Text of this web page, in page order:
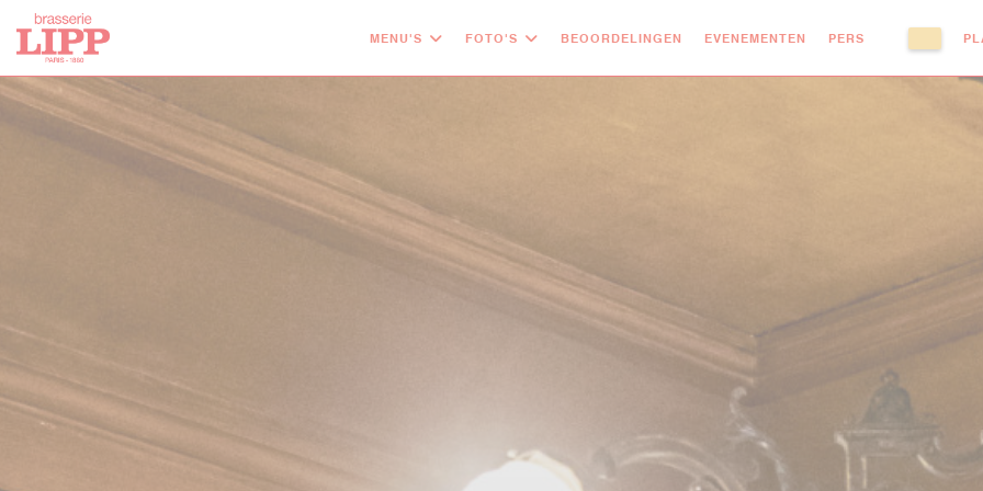
Cookies beheer paneel
MENU'S FOTO'S BEOORDELINGEN EVENEMENTEN PERS
((OPENT IN
((OPENT